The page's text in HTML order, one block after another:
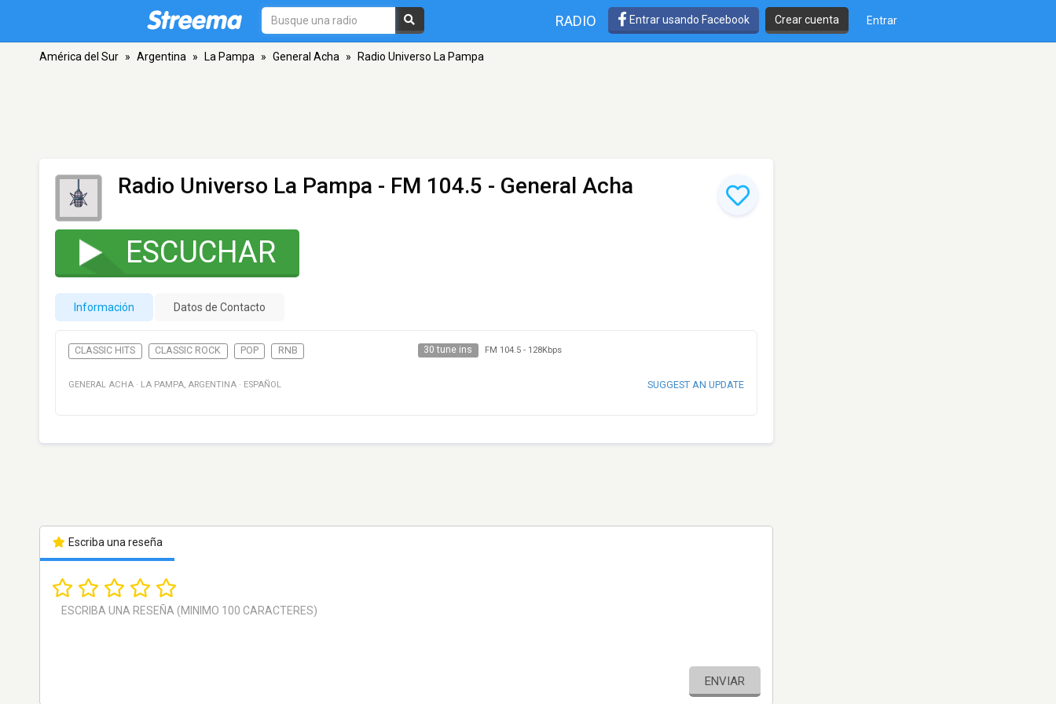
RADIO Entrar usando Facebook Crear cuenta Entrar
América del Sur » Argentina » La Pampa » General Acha » Radio Universo La Pampa
Radio Universo La Pampa - FM 104.5 - General Acha
ESCUCHAR
Información Datos de Contacto
CLASSIC HITS CLASSIC ROCK POP RNB 30 tune ins FM 104.5- 128Kbps
GENERAL ACHA · LA PAMPA, ARGENTINA · ESPAÑOL SUGGEST AN UPDATE
Escriba una reseña
ENVIAR